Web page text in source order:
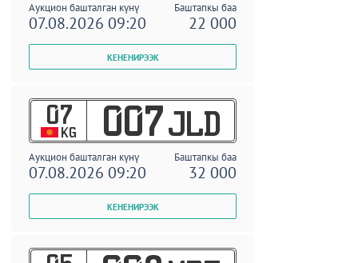
Аукцион башталган күнү Баштапкы баа
07.08.2026 09:20 22 000
07
KG 007 JLD
Аукцион башталган күнү Баштапкы баа
07.08.2026 09:20 32 000